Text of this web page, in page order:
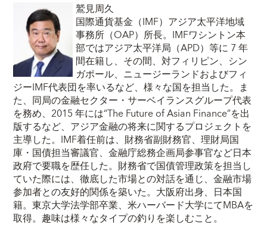
鷲見周久
国際通貨基金（IMF）アジア太平洋地域
事務所（OAP）所長。IMFワシントン本
部ではアジア太平洋局（APD）等に 7 年
間在籍し、その間、対フィリピン、シン
ガポール、ニュージーランドおよびフィ
ジーIMF代表団を率いるなど、様々な国を担当した。ま
た、同局の金融セクター・サーベイランスグループ代表
を務め、2015 年には“The Future of Asian Finance”を出
版するなど、アジア金融の将来に関するプロジェクトを
主導した。IMF着任前は、財務省副財務官、理財局国
庫・国債担当審議官、金融庁総務企画局参事官など日本
政府で要職を歴任した。財務省で国債管理政策を担当し
ていた際には、徹底した市場との対話を通じ、金融市場
参加者との友好的関係を築いた。大阪府出身、日本国
籍。東京大学法学部卒業、米ハーバード大学にてMBAを
取得。趣味は様々なタイプの釣りを楽しむこと。